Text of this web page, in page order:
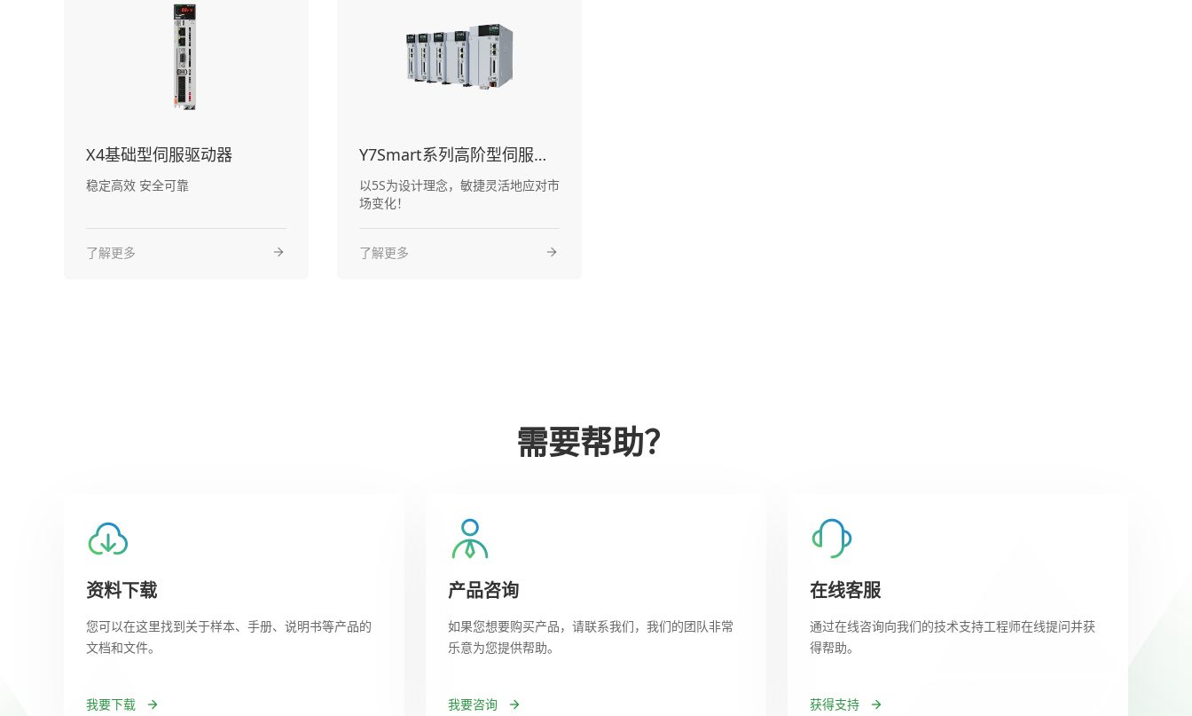
X4基础型伺服驱动器
稳定高效 安全可靠
了解更多
Y7Smart系列高阶型伺服驱动器
以5S为设计理念，敏捷灵活地应对市
场变化！
了解更多
需要帮助？
资料下载
您可以在这里找到关于样本、手册、说明书等产品的
文档和文件。
我要下载
产品咨询
如果您想要购买产品，请联系我们，我们的团队非常
乐意为您提供帮助。
我要咨询
在线客服
通过在线咨询向我们的技术支持工程师在线提问并获
得帮助。
获得支持